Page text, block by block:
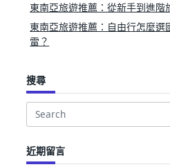
東南亞旅遊推薦：從新手到進階
東南亞旅遊推薦：自由行怎麼
雷？
搜尋
Search
近期留言